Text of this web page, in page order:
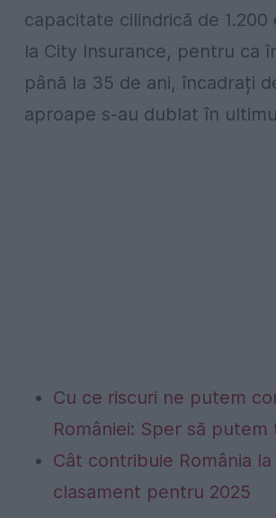
capacitate cilindrică de
la City Insurance, pentru ca
până la 35 de ani, încadrați
aproape s-au dublat în
Cu ce riscuri ne putem
României: Sper să
Cât contribuie România
clasament pentru 2025